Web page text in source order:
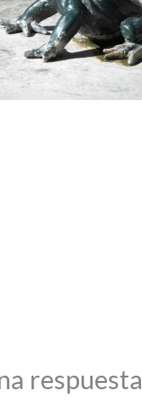
respuesta